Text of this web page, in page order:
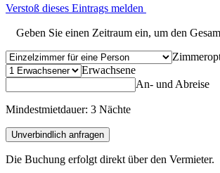
Verstoß dieses Eintrags melden
Geben Sie einen Zeitraum ein, um den
Erwachsene
An- und Abreise
Mindestmietdauer: 3 Nächte
Unverbindlich anfragen
Die Buchung erfolgt direkt über den Vermieter.